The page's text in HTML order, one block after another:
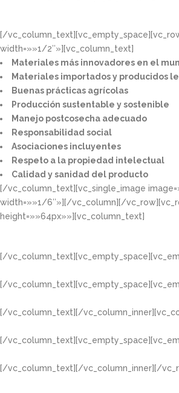
[/
width=»»1/2″»][vc_column_text]
Materiales más innovadores en el
Materiales importados y producidos
Buenas prácticas agrícolas​
Producción sustentable y sostenible​
Manejo postcosecha adecuado​
Responsabilidad social​
Asociaciones incluyentes​
Respeto a la propiedad intelectual​​
Calidad y sanidad del producto​
[/vc_column_text][vc_single_image
width=»»1/6″»][/vc_column][/
height=»»64px»»][vc_column_text]
[/
[/
[/vc_column_text][/
[/
[/vc_column_text][/vc_column_inner][/